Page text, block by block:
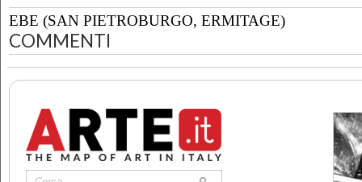
EBE (SAN PIETROBURGO, ERMITAGE)
COMMENTI